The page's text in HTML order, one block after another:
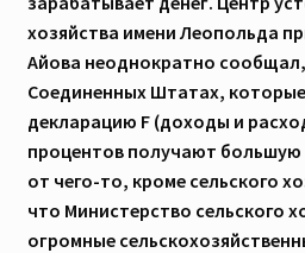
хозяйства имени Леопольда
Айова неоднократно
Соединенных Штатах,
декларацию F (доходы и
процентов получают большую
от чего-то, кроме сельского
что Министерство сельского
огромные